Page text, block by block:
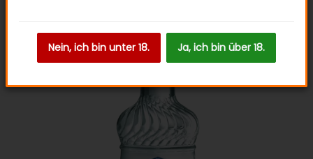
Nein, ich bin unter 18. Ja, ich bin über 18.